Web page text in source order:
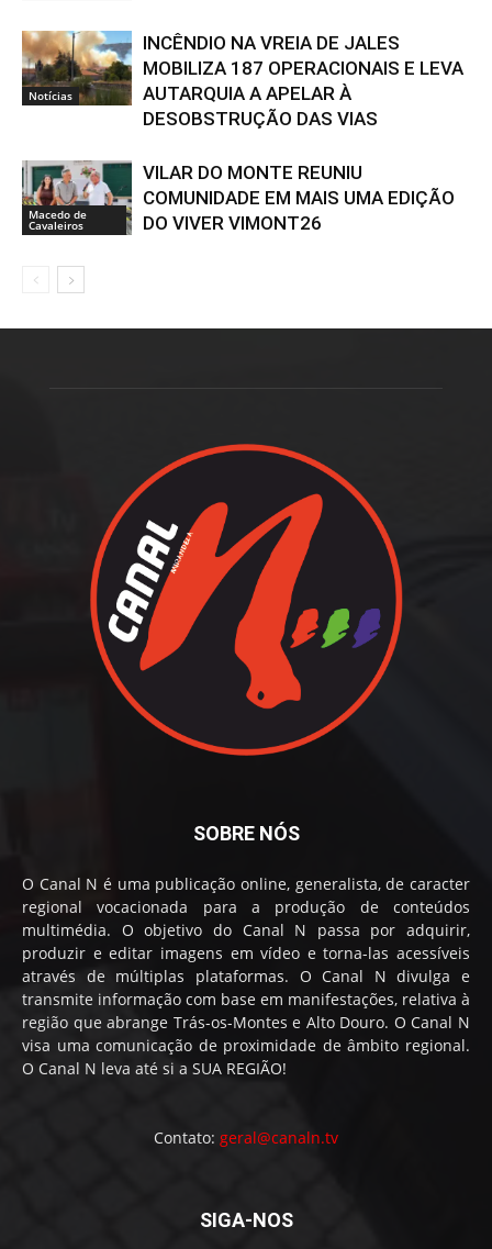
Notícias
INCÊNDIO NA VREIA DE JALES
MOBILIZA 187 OPERACIONAIS E LEVA
AUTARQUIA A APELAR À
DESOBSTRUÇÃO DAS VIAS
Macedo de
Cavaleiros
VILAR DO MONTE REUNIU
COMUNIDADE EM MAIS UMA EDIÇÃO
DO VIVER VIMONT26
SOBRE NÓS
O Canal N é uma publicação online, generalista, de caracter
regional vocacionada para a produção de conteúdos
multimédia. O objetivo do Canal N passa por adquirir,
produzir e editar imagens em vídeo e torna-las acessíveis
através de múltiplas plataformas. O Canal N divulga e
transmite informação com base em manifestações, relativa à
região que abrange Trás-os-Montes e Alto Douro. O Canal N
visa uma comunicação de proximidade de âmbito regional.
O Canal N leva até si a SUA REGIÃO!
Contato: geral@canaln.tv
SIGA-NOS